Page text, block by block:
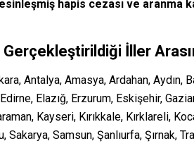
hapis cezası ve aranma
İller
Antalya, Amasya, Ardahan, Aydın,
Elazığ, Erzurum, Eskişehir,
Kayseri, Kırıkkale, Kırklareli,
Sakarya, Samsun, Şanlıurfa, Şırnak,